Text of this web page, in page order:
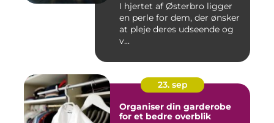
I hjertet af Østerbro ligger
en perle for dem, der ønsker
at pleje deres udseende og
v...
23. sep
Organiser din garderobe
for et bedre overblik